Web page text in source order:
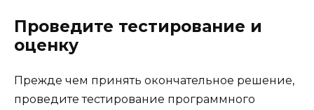
Проведите тестирование и
оценку
Прежде чем принять окончательное решение,
проведите тестирование программного